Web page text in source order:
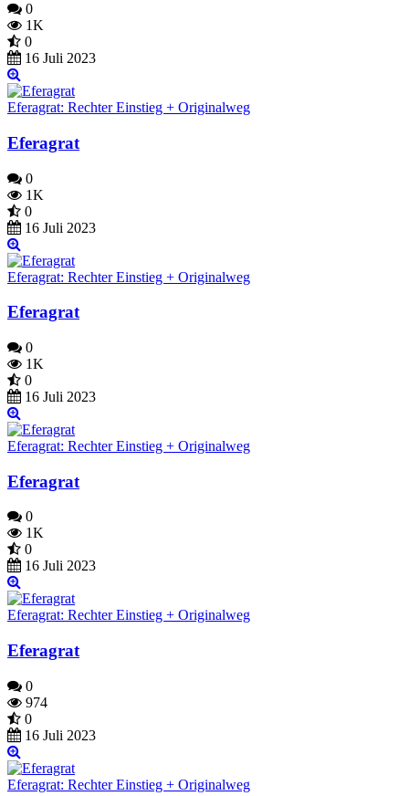
0
1K
0
16 Juli 2023
Eferagrat: Rechter Einstieg + Originalweg
Eferagrat
0
1K
0
16 Juli 2023
Eferagrat: Rechter Einstieg + Originalweg
Eferagrat
0
1K
0
16 Juli 2023
Eferagrat: Rechter Einstieg + Originalweg
Eferagrat
0
1K
0
16 Juli 2023
Eferagrat: Rechter Einstieg + Originalweg
Eferagrat
0
974
0
16 Juli 2023
Eferagrat: Rechter Einstieg + Originalweg